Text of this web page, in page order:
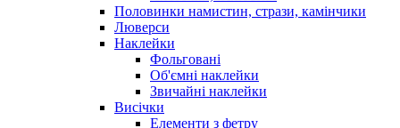
Половинки намистин, стрази, камінчики
Люверси
Наклейки
Фольговані
Об'ємні наклейки
Звичайні наклейки
Висічки
Елементи з фетру